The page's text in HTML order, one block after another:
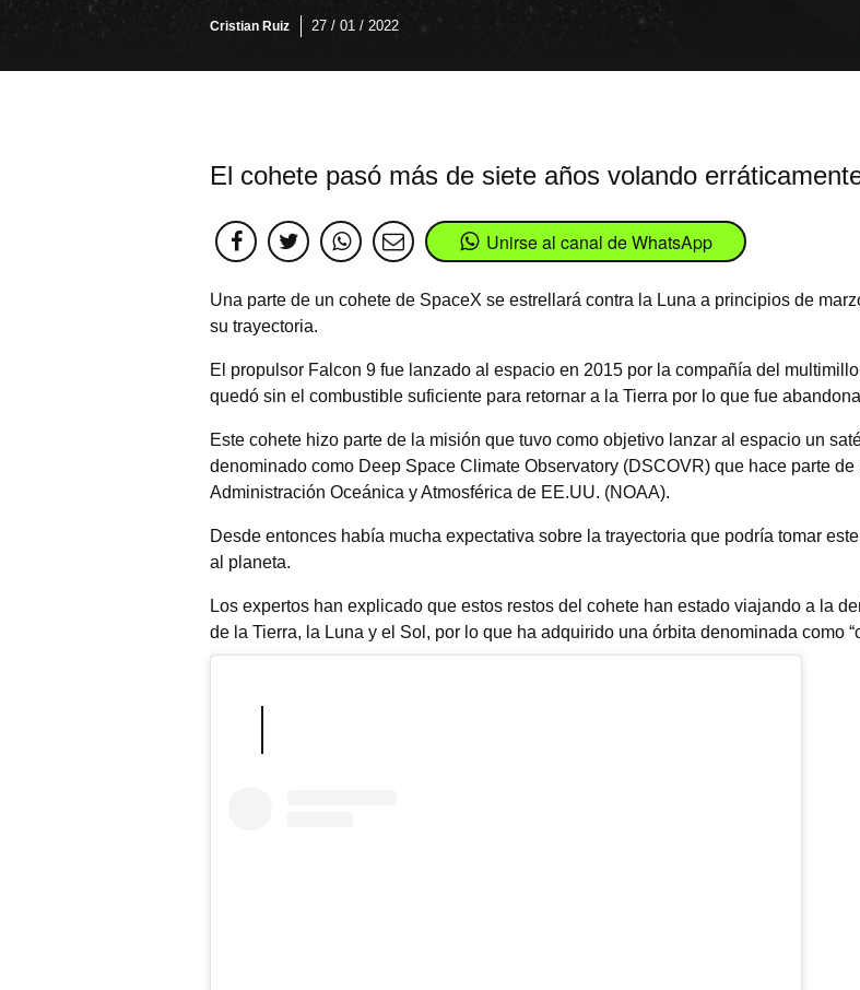
Cristian Ruiz 27 / 01 / 2022
El cohete pasó más de siete años volando
Unirse al canal de WhatsApp
Una parte de un cohete de SpaceX se estrellará contra la Luna a principios de
su trayectoria.
El propulsor Falcon 9 fue lanzado al espacio en 2015 por la compañía del
quedó sin el combustible suficiente para retornar a la Tierra por lo que fue
Este cohete hizo parte de la misión que tuvo como objetivo lanzar al espacio un
denominado como Deep Space Climate Observatory (DSCOVR) que hace parte
Administración Oceánica y Atmosférica de EE.UU. (NOAA).
Desde entonces había mucha expectativa sobre la trayectoria que podría tomar
al planeta.
Los expertos han explicado que estos restos del cohete han estado viajando a la
de la Tierra, la Luna y el Sol, por lo que ha adquirido una órbita denominada como